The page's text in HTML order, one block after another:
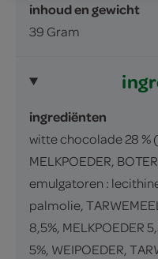
inhoud en gewicht
39 Gram
ingrediënten
witte chocolade 28 %
MELKPOEDER,
emulgatoren :
palmolie,
8,5%, MELKPOEDER
5%, WEIPOEDER,